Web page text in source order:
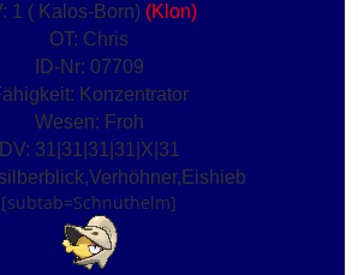
1 ( Kalos-Born) (Klon)
OT: Chris
ID-Nr: 07709
Konzentrator
Wesen: Froh
DV: 31|31|31|31|X|31
[subtab=Schnuthelm]